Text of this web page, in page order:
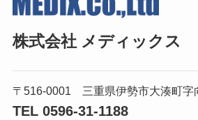
株式会社 メディックス
〒516-0001 三重県伊勢市大湊町字
TEL 0596-31-1188